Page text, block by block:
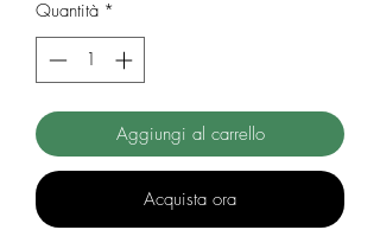
Quantità *
Aggiungi al carrello
Acquista ora